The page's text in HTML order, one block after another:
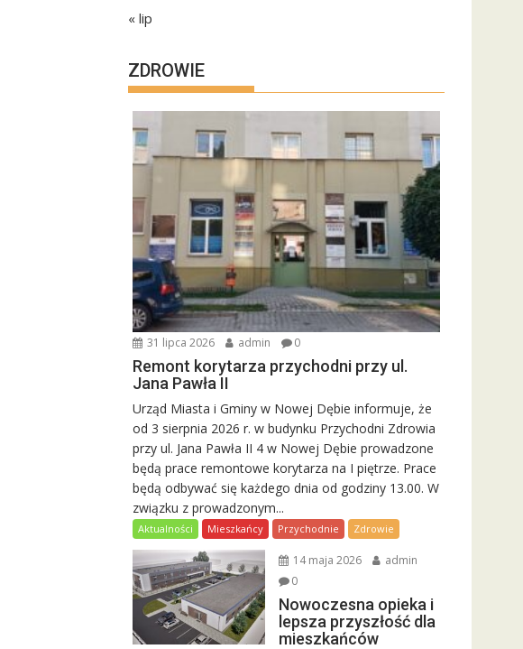
« lip
ZDROWIE
31 lipca 2026 admin 0
Remont korytarza przychodni przy ul.
Jana Pawła II
Urząd Miasta i Gminy w Nowej Dębie informuje, że
od 3 sierpnia 2026 r. w budynku Przychodni Zdrowia
przy ul. Jana Pawła II 4 w Nowej Dębie prowadzone
będą prace remontowe korytarza na I piętrze. Prace
będą odbywać się każdego dnia od godziny 13.00. W
związku z prowadzonym...
Aktualności Mieszkańcy Przychodnie Zdrowie
14 maja 2026
admin
0
Nowoczesna opieka i
lepsza przyszłość dla
mieszkańców